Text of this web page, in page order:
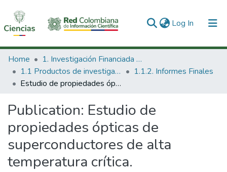
Log In (current)
Communities & Collections
All of DSpace
Home
1. Investigación Financiada con Recursos Públicos
1.1 Productos de investigación
1.1.2. Informes Finales
Estudio de propiedades ópticas de superconductores de alta temperatura crítica.
Publication: Estudio de
propiedades ópticas de
superconductores de alta
temperatura crítica.